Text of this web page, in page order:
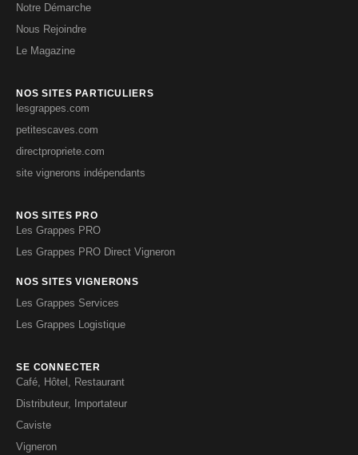
Notre Démarche
Nous Rejoindre
Le Magazine
NOS SITES PARTICULIERS
lesgrappes.com
petitescaves.com
directpropriete.com
site vignerons indépendants
NOS SITES PRO
Les Grappes PRO
Les Grappes PRO Direct Vigneron
NOS SITES VIGNERONS
Les Grappes Services
Les Grappes Logistique
SE CONNECTER
Café, Hôtel, Restaurant
Distributeur, Importateur
Caviste
Vigneron